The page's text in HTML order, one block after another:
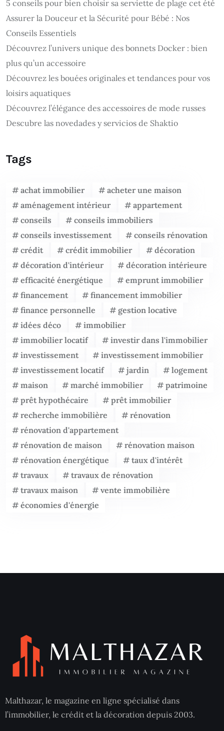
5 conseils pour bien choisir sa serviette de plage cet été
Assurer la Douceur et la Sécurité pour Bébé : Nos
Conseils Essentiels
Découvrez l’univers unique des bonnets Docker : bien
plus qu’un accessoire
Découvrez les bouées originales et tendances pour vos
loisirs aquatiques
Découvrez l’élégance des accessoires de mode russes
Descubre las novedades y servicios de Shaktio
Tags
achat immobilier
acheter une maison
aménagement intérieur
appartement
conseils
conseils immobiliers
conseils investissement
conseils rénovation
crédit
crédit immobilier
décoration
décoration d'intérieur
décoration intérieure
efficacité énergétique
emprunt immobilier
financement
financement immobilier
finance personnelle
gestion locative
idées déco
immobilier
immobilier locatif
investir dans l'immobilier
investissement
investissement immobilier
investissement locatif
jardin
logement
maison
marché immobilier
patrimoine
prêt hypothécaire
prêt immobilier
recherche immobilière
rénovation
rénovation d'appartement
rénovation de maison
rénovation maison
rénovation énergétique
taux d'intérêt
travaux
travaux de rénovation
travaux maison
vente immobilière
économies d'énergie
Malthazar, le magazine en ligne spécialisé dans
l’immobilier, le crédit et la décoration depuis 2003.